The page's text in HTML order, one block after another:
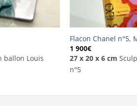
ballon Louis
Flacon Chanel n°5,
1 900€
27 x 20 x 6 cm
n°5